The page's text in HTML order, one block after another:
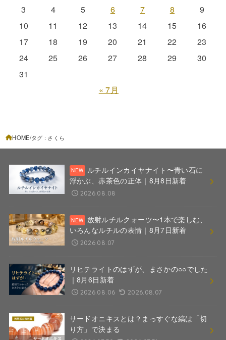
3
4 5 6 7 8
9
10
11 12 13 14 15
16
17
18 19 20 21 22
23
24
25 26 27 28 29
30
31
« 7月
HOME タグ : さくら
ルチルインカイヤナイト〜青い石に
浮かぶ、赤茶色の正体｜8月8日新着
2026.08.08
放射ルチルクォーツ〜1本で楽しむ、
いろんなルチルの表情｜8月7日新着
2026.08.07
リヒテライトのはずが、まさかの○○でした
｜8月6日新着
2026.08.06 2026.08.07
サードオニキスとは？まっすぐな縞は「切
り方」で決まる